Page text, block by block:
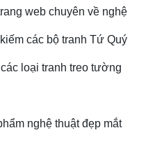
web chuyên về nghệ
các bộ tranh Tứ Quý
loại tranh treo tường
nghệ thuật đẹp mắt